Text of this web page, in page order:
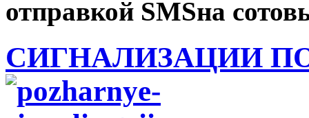
отправкой SMSна
СИГНАЛИЗАЦИИ